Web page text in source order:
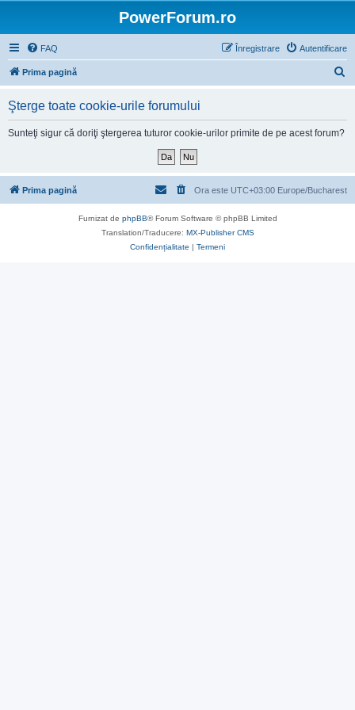
PowerForum.ro
FAQ Autentificare
Înregistrare
Prima pagină
Şterge toate cookie-urile forumului
Sunteţi sigur că doriţi ştergerea tuturor cookie-urilor primite de pe acest forum?
Prima pagină Ora este UTC+03:00 Europe/Bucharest
Furnizat de phpBB® Forum Software © phpBB Limited
Translation/Traducere: MX-Publisher CMS
Confidențialitate | Termeni